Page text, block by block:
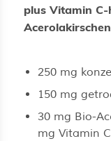
plus Vitamin
250 mg
150 mg
30 mg Bio-
mg Vitamin